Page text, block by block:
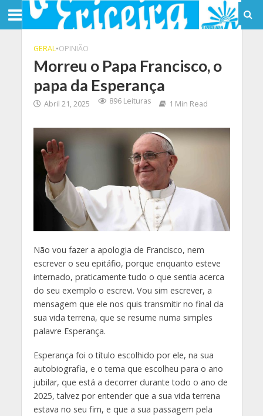
GERAL•OPINIÃO
Morreu o Papa Francisco, o
papa da Esperança
Abril 21, 2025 896 Leituras 1 Min Read
Não vou fazer a apologia de Francisco, nem
escrever o seu epitáfio, porque enquanto esteve
internado, praticamente tudo o que sentia acerca
do seu exemplo o escrevi. Vou sim escrever, a
mensagem que ele nos quis transmitir no final da
sua vida terrena, que se resume numa simples
palavre Esperança.
Esperança foi o título escolhido por ele, na sua
autobiografia, e o tema que escolheu para o ano
jubilar, que está a decorrer durante todo o ano de
2025, talvez por entender que a sua vida terrena
estava no seu fim, e que a sua passagem pela